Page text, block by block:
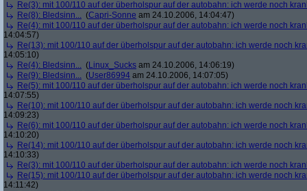
Re(3): mit 100/110 auf der überholspur auf der autobahn: ich werde noch
Re(8): Bledsinn... (Capri-Sonne am 24.10.2006, 14:04:47)
Re(4): mit 100/110 auf der überholspur auf der autobahn: ich werde noch
14:04:57)
Re(13): mit 100/110 auf der überholspur auf der autobahn: ich werde noch
14:05:10)
Re(4): Bledsinn... (Linux_Sucks am 24.10.2006, 14:06:19)
Re(9): Bledsinn... (User86994 am 24.10.2006, 14:07:05)
Re(5): mit 100/110 auf der überholspur auf der autobahn: ich werde noch
14:07:55)
Re(10): mit 100/110 auf der überholspur auf der autobahn: ich werde noch
14:09:23)
Re(6): mit 100/110 auf der überholspur auf der autobahn: ich werde noch
14:10:20)
Re(14): mit 100/110 auf der überholspur auf der autobahn: ich werde noch
14:10:33)
Re(3): mit 100/110 auf der überholspur auf der autobahn: ich werde noch
Re(15): mit 100/110 auf der überholspur auf der autobahn: ich werde noch
14:11:42)